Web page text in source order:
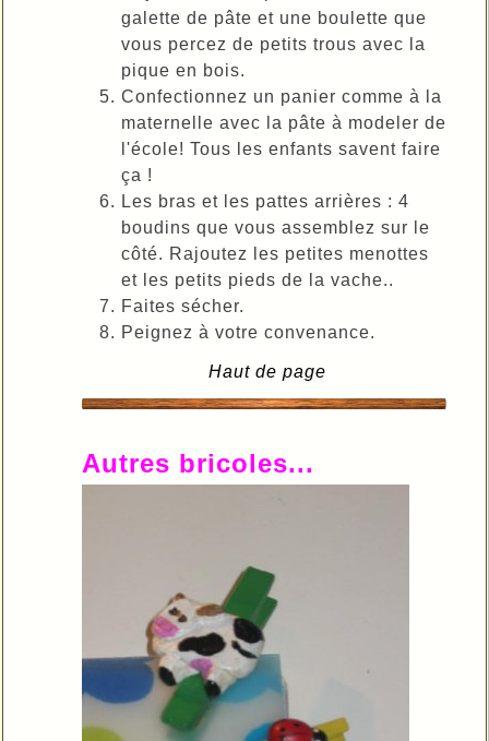
galette de pâte et une boulette que
vous percez de petits trous avec la
pique en bois.
Confectionnez un panier comme à la
maternelle avec la pâte à modeler de
l'école! Tous les enfants savent faire
ça !
Les bras et les pattes arrières : 4
boudins que vous assemblez sur le
côté. Rajoutez les petites menottes
et les petits pieds de la vache..
Faites sécher.
Peignez à votre convenance.
Haut de page
Autres bricoles...